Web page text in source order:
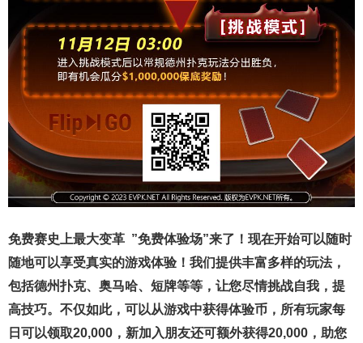
免费赛史上最大变革 ”免费体验场”来了！ 现在开始可以随时
随地可以享受真实的游戏体验！我们提供丰富多样的玩法，
包括德州扑克、奥马哈、短牌等等，让您尽情挑战自我，提
高技巧。不仅如此， 可以从游戏中获得体验币，所有玩家每
日可以领取20,000，新加入朋友还可额外获得20,000，助您